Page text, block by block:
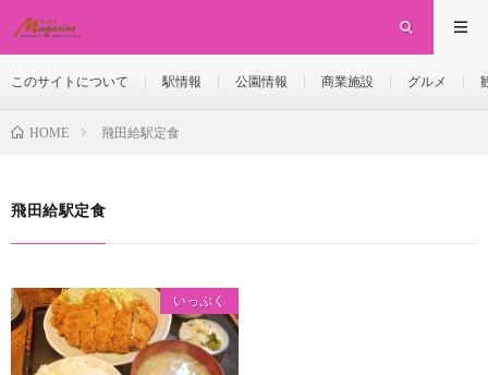
このサイトについて 駅情報 公園情報 商業施設 グルメ
HOME 飛田給駅定食
飛田給駅定食
いっぷく